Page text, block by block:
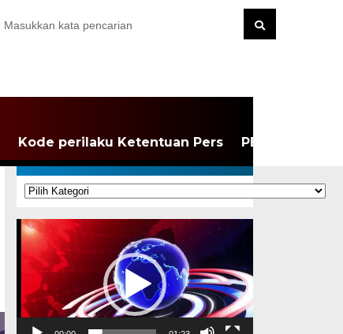
Kode perilaku Ketentuan Pers PEDOMAN
KATEGORI
Kategori
Pemutar
Video